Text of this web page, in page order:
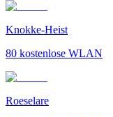
Knokke-Heist
80 kostenlose WLAN
Roeselare